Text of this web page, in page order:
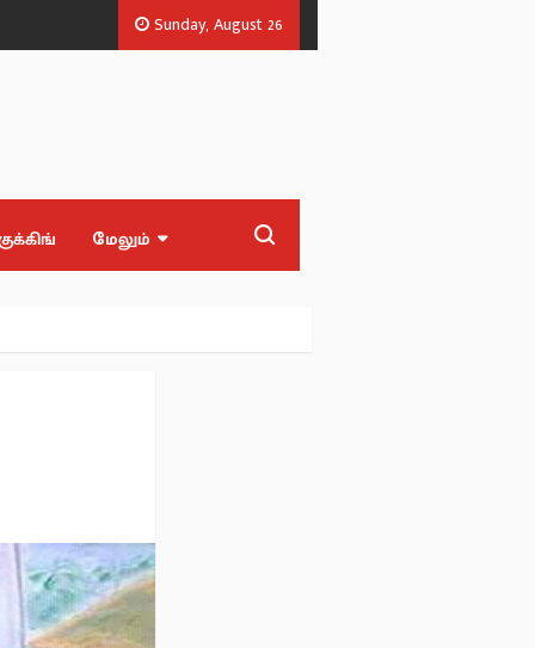
முன்ன பின்ன பேப்பர் படிச்சிருந்தா.. உதயநிதிக்கு விஜய்
Sunday, August 26
மேலும்